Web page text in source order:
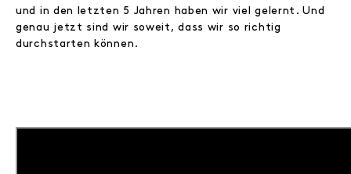
und in den letzten 5 Jahren haben wir viel gelernt. Und
genau jetzt sind wir soweit, dass wir so richtig
durchstarten können.